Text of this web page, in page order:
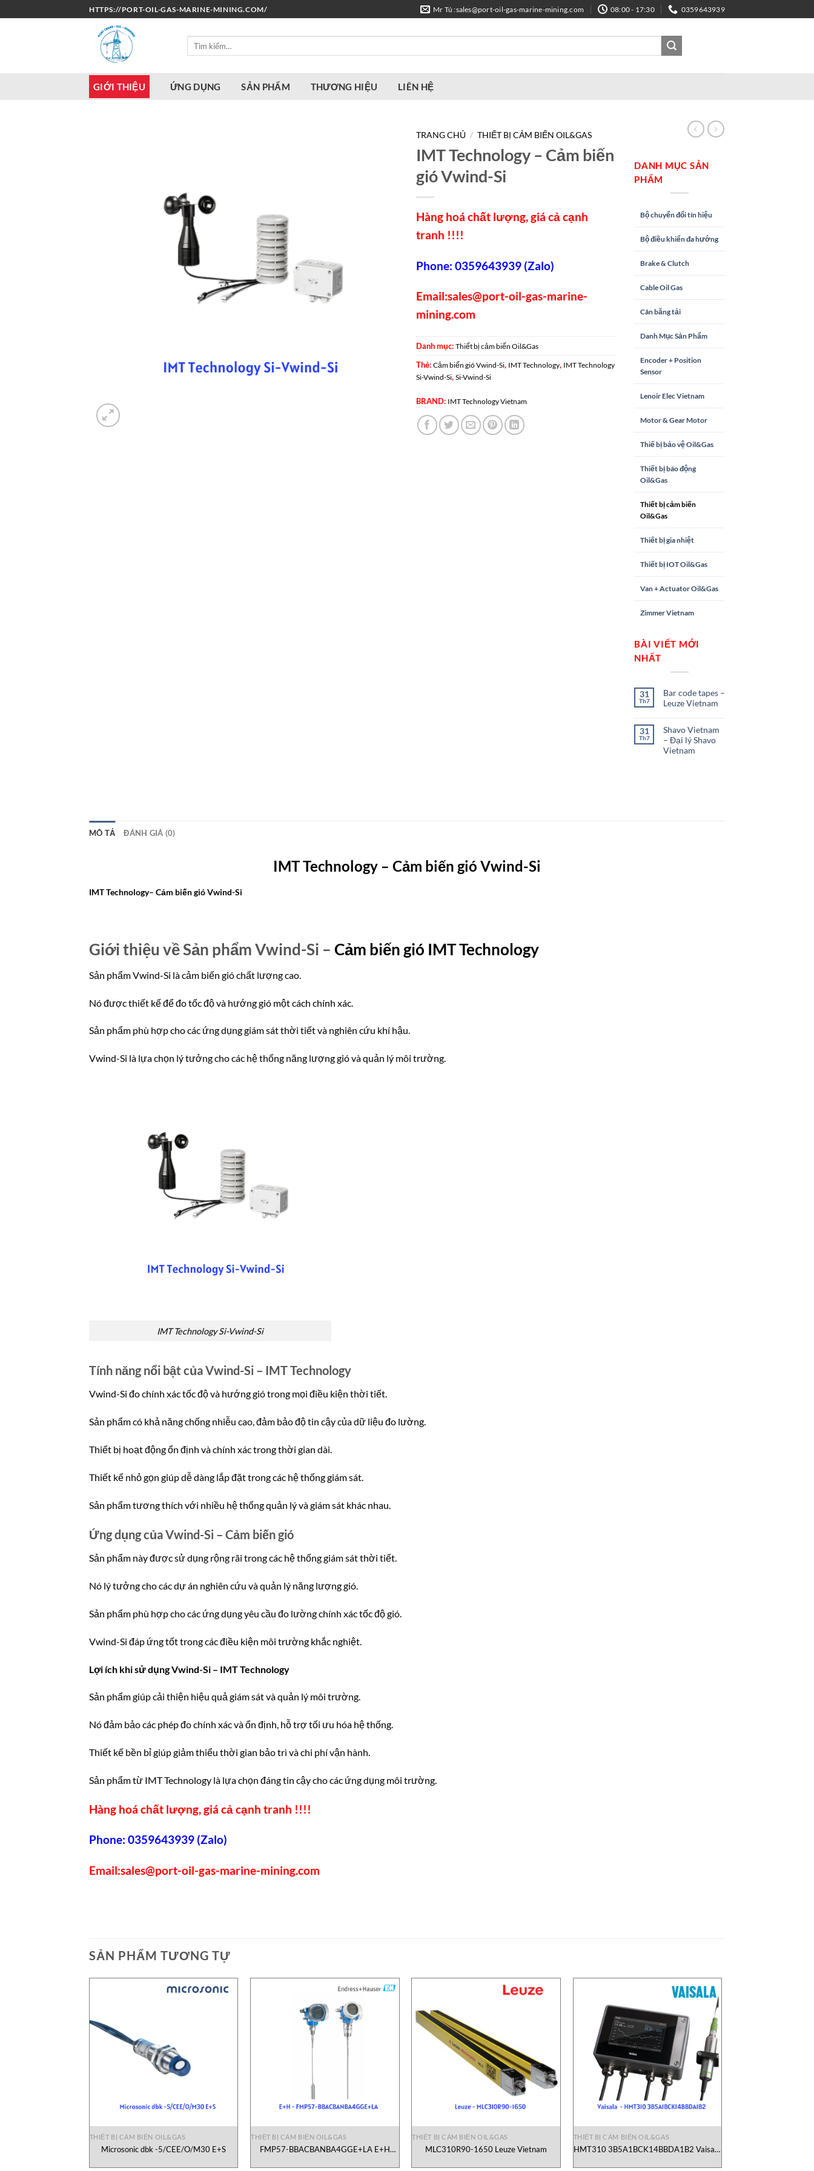
qua
HTTPS://PORT-OIL-GAS-MARINE-MINING.COM/ Mr Tú :sales@port-oil-gas-marine-mining.com 08:00 - 17:30 0359643939
GIỚI THIỆU ỨNG DỤNG SẢN PHẨM THƯƠNG HIỆU LIÊN HỆ
TRANG CHỦ / THIẾT BỊ CẢM BIẾN OIL&GAS
IMT Technology – Cảm biến
gió Vwind-Si
Hàng hoá chất lượng, giá cả cạnh
tranh !!!!
Phone: 0359643939 (Zalo)
Email:sales@port-oil-gas-marine-
mining.com
Danh mục: Thiết bị cảm biến Oil&Gas
Thẻ: Cảm biến gió Vwind-Si, IMT Technology, IMT Technology
Si-Vwind-Si, Si-Vwind-Si
BRAND: IMT Technology Vietnam
DANH MỤC SẢN
PHẨM
Bộ chuyển đổi tín hiệu
Bộ điều khiển đa hướng
Brake & Clutch
Cable Oil Gas
Cân băng tải
Danh Mục Sản Phẩm
Encoder + Position
Sensor
Lenoir Elec Vietnam
Motor & Gear Motor
Thiế bị bảo vệ Oil&Gas
Thiết bị báo động
Oil&Gas
Thiết bị cảm biến
Oil&Gas
Thiết bị gia nhiệt
Thiết bị IOT Oil&Gas
Van + Actuator Oil&Gas
Zimmer Vietnam
BÀI VIẾT MỚI
NHẤT
31
Th7
Bar code tapes –
Leuze Vietnam
31
Th7
Shavo Vietnam
– Đại lý Shavo
Vietnam
MÔ TẢ ĐÁNH GIÁ (0)
IMT Technology – Cảm biến gió Vwind-Si
IMT Technology– Cảm biến gió Vwind-Si
Giới thiệu về Sản phẩm Vwind-Si – Cảm biến gió IMT Technology
Sản phẩm Vwind-Si là cảm biến gió chất lượng cao.
Nó được thiết kế để đo tốc độ và hướng gió một cách chính xác.
Sản phẩm phù hợp cho các ứng dụng giám sát thời tiết và nghiên cứu khí hậu.
Vwind-Si là lựa chọn lý tưởng cho các hệ thống năng lượng gió và quản lý môi trường.
IMT Technology Si-Vwind-Si
Tính năng nổi bật của Vwind-Si – IMT Technology
Vwind-Si đo chính xác tốc độ và hướng gió trong mọi điều kiện thời tiết.
Sản phẩm có khả năng chống nhiễu cao, đảm bảo độ tin cậy của dữ liệu đo lường.
Thiết bị hoạt động ổn định và chính xác trong thời gian dài.
Thiết kế nhỏ gọn giúp dễ dàng lắp đặt trong các hệ thống giám sát.
Sản phẩm tương thích với nhiều hệ thống quản lý và giám sát khác nhau.
Ứng dụng của Vwind-Si – Cảm biến gió
Sản phẩm này được sử dụng rộng rãi trong các hệ thống giám sát thời tiết.
Nó lý tưởng cho các dự án nghiên cứu và quản lý năng lượng gió.
Sản phẩm phù hợp cho các ứng dụng yêu cầu đo lường chính xác tốc độ gió.
Vwind-Si đáp ứng tốt trong các điều kiện môi trường khắc nghiệt.
Lợi ích khi sử dụng Vwind-Si – IMT Technology
Sản phẩm giúp cải thiện hiệu quả giám sát và quản lý môi trường.
Nó đảm bảo các phép đo chính xác và ổn định, hỗ trợ tối ưu hóa hệ thống.
Thiết kế bền bỉ giúp giảm thiểu thời gian bảo trì và chi phí vận hành.
Sản phẩm từ IMT Technology là lựa chọn đáng tin cậy cho các ứng dụng môi trường.
Hàng hoá chất lượng, giá cả cạnh tranh !!!!
Phone: 0359643939 (Zalo)
Email:sales@port-oil-gas-marine-mining.com
SẢN PHẨM TƯƠNG TỰ
THIẾT BỊ CẢM BIẾN OIL&GAS
Microsonic dbk -5/CEE/O/M30 E+S
THIẾT BỊ CẢM BIẾN OIL&GAS
FMP57-BBACBANBA4GGE+LA E+H
THIẾT BỊ CẢM BIẾN OIL&GAS
MLC310R90-1650 Leuze Vietnam
THIẾT BỊ CẢM BIẾN OIL&GAS
HMT310 3B5A1BCK14BBDA1B2 Vaisala